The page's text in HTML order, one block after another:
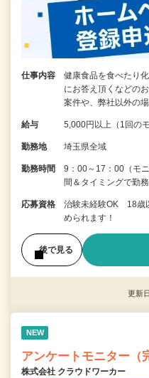
仕事内容
健康食品を食べたり
にお答え頂くなどの
案件や、弊社以外の
給与 5,000円以上（1回の
勤務地 埼玉県全域
勤務時間
9：00～17：00（モ
間＆タイミングで勤
応募資格
治験未経験OK 18歳
められます！
後で見る
更新
NEW
アンケートモニター（
株式会社 クラウドワーカー